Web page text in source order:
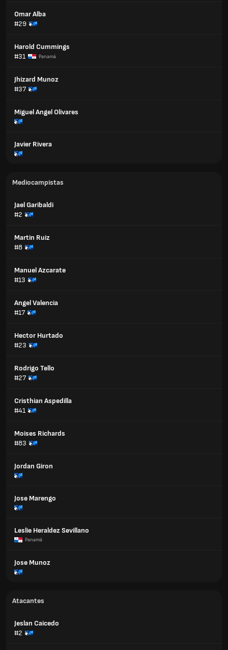
Omar Alba
#29
Harold Cummings
#31
Panamá
Jhizard Munoz
#37
Miguel Angel Olivares
Javier Rivera
Mediocampistas
Jael Garibaldi
#2
Martin Ruiz
#8
Manuel Azcarate
#13
Angel Valencia
#17
Hector Hurtado
#23
Rodrigo Tello
#27
Cristhian Aspedilla
#41
Moises Richards
#83
Jordan Giron
Jose Marengo
Leslie Heraldez Sevillano
Panamá
Jose Munoz
Atacantes
Jeslan Caicedo
#2